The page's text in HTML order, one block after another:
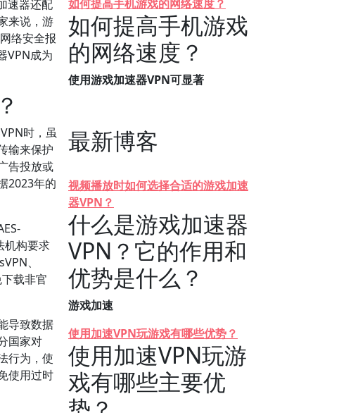
速器还配
来说，游
络安全报
VPN成为
时，虽
输来保护
告投放或
2023年的
机构要求
、
载非官
导致数据
国家对
行为，使
使用过时
如何提高手机游戏的网络速度？
如何提高手机游戏
的网络速度？
使用游戏加速器VPN可显著
最新博客
视频播放时如何选择合适的游戏加速
器VPN？
什么是游戏加速器
VPN？它的作用和
优势是什么？
游戏加速
使用加速VPN玩游戏有哪些优势？
使用加速VPN玩游
戏有哪些主要优